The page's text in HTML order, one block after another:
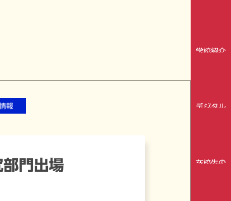
学校紹介
デジタル
在校生の
報
門出場